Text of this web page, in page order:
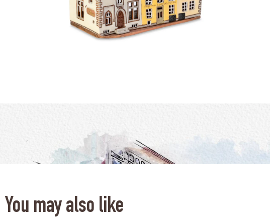
You may also like